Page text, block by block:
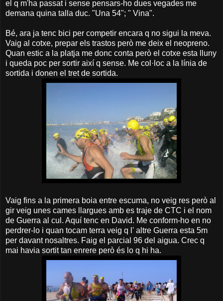
el q m'ha passat i sense pensars-ho dues vegades me
demana quina talla duc. "Una 54"; " Vina".
Bé, ara ja tenc bici per competir encara q no sigui la meva.
Vaig al cotxe, prepar els trastos però me deix el neopreno.
Quan estic a la platja me donc conta però el cotxe esta lluny
i queda poc per sortir així q sense. Me col·loc a la línia de
sortida i donen el tret de sortida.
Vaig fins a la primera boia entre escuma, no veig res però al
gir veig unes cames llargues amb es traje de CTC i el nom
de Guerra al cul. Aquí tenc en David. Me conform-ho en no
perdrer-lo i quan tocam terra veig q l' altre Guerra esta 5m
per davant nosaltres. Faig el parcial 96 del aigua. Crec q
mai havia sortit tan enrere però és lo q hi ha.